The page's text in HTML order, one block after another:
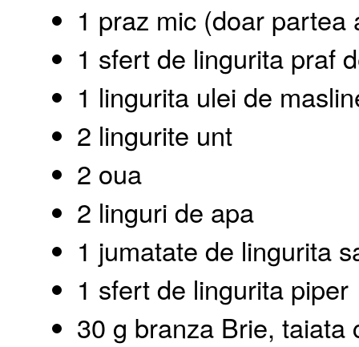
1 praz mic (doar
1 sfert de lingurita praf
1 lingurita ulei de
2 lingurite unt
2 oua
2 linguri de apa
1 jumatate de lingurita
1 sfert de lingurita piper
30 g branza Brie, taiata